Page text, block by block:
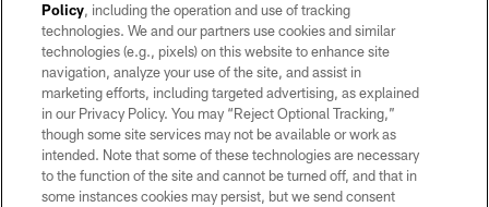
©2026 by the Las Vegas Raiders. All rights reserved. No portion of this site
may be reproduced without the express written permission of the Las Vegas
Raiders.
PRIVACY POLICY
TERMS OF SERVICE
ACCESSIBILITY
AD CHOICES
Policy, including the operation and use of tracking
technologies. We and our partners use cookies and similar
technologies (e.g., pixels) on this website to enhance site
navigation, analyze your use of the site, and assist in
marketing efforts, including targeted advertising, as explained
in our Privacy Policy. You may “Reject Optional Tracking,”
though some site services may not be available or work as
intended. Note that some of these technologies are necessary
to the function of the site and cannot be turned off, and that in
some instances cookies may persist, but we send consent